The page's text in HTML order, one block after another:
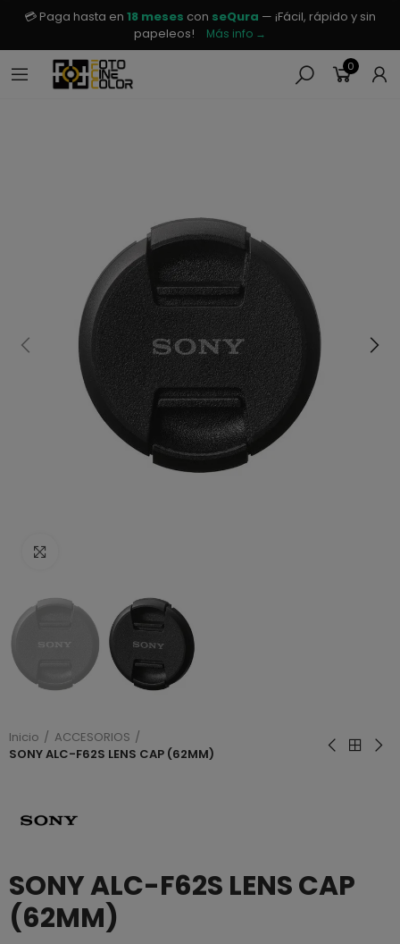
💳 Paga hasta en 18 meses con seQura — ¡Fácil, rápido y sin
papeleos!
Más info →
0
Inicio
ACCESORIOS
SONY ALC-F62S LENS CAP (62MM)
SONY ALC-F62S LENS CAP
(62MM)